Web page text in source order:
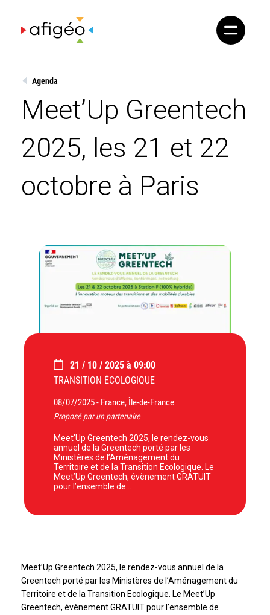
content
Agenda
Meet’Up Greentech
2025, les 21 et 22
octobre à Paris
21 / 10 / 2025 à 09:00
TRANSITION ÉCOLOGIQUE
08/07/2025 - France, Île-de-France
Proposé par un partenaire
Meet’Up Greentech 2025, le rendez-vous
annuel de la Greentech porté par les
Ministères de l’Aménagement du
Territoire et de la Transition Ecologique. Le
Meet’Up Greentech, évènement GRATUIT
pour l’ensemble de…
Meet’Up Greentech 2025, le rendez-vous annuel de la
Greentech porté par les Ministères de l’Aménagement du
Territoire et de la Transition Ecologique. Le Meet’Up
Greentech, évènement GRATUIT pour l’ensemble de